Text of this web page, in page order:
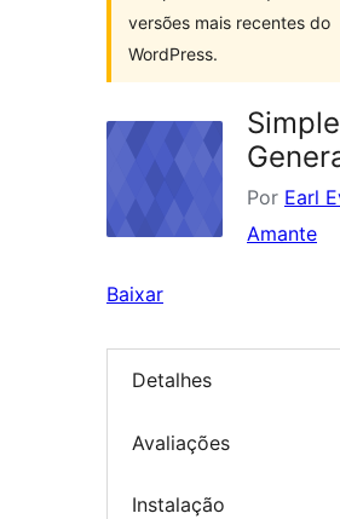
versões mais recentes do
WordPress.
Por Earl
Amante
Baixar
Detalhes
Avaliações
Instalação